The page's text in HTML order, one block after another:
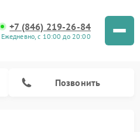
+7 (846) 219-26-84
Ежедневно, с 10:00 до 20:00
Позвонить